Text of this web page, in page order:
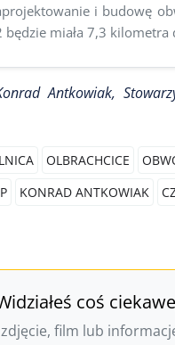
i budowę
będzie miała 7,3 kilometra
Antkowiak,
OLBRACHCICE
KONRAD ANTKOWIAK
coś
film lub